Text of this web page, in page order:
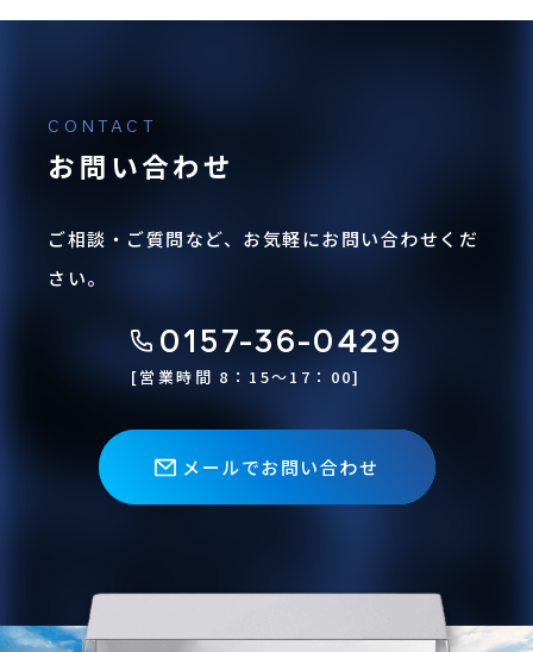
お問い合わせ
ご相談・ご質問など、お気軽にお問い合わせくだ
さい。
0157-36-0429
[営業時間 8：15〜17：00]
メールでお問い合わせ